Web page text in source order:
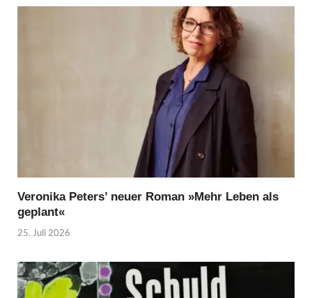
Veronika Peters’ neuer Roman »Mehr Leben als
geplant«
25. Juli 2026